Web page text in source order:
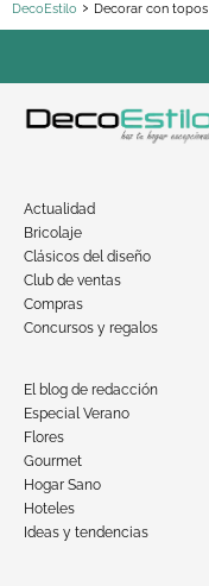
DecoEstilo Decorar con
Actualidad
Bricolaje
Clásicos del diseño
Club de ventas
Compras
Concursos y regalos
El blog de redacción
Especial Verano
Flores
Gourmet
Hogar Sano
Hoteles
Ideas y tendencias